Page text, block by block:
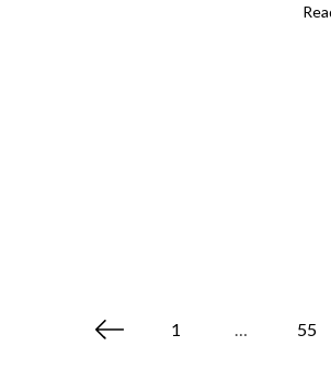
1 … 55